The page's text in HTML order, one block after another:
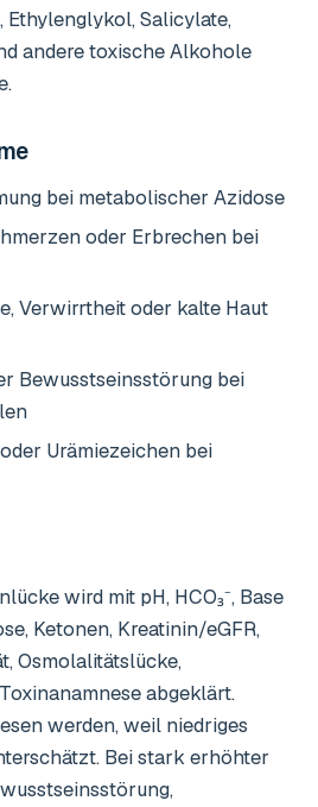
Ethylenglykol, Salicylate,
andere toxische Alkohole
bei metabolischer Azidose
oder Erbrechen bei
Verwirrtheit oder kalte Haut
Bewusstseinsstörung bei
Urämiezeichen bei
wird mit pH, HCO₃⁻, Base
Ketonen, Kreatinin/eGFR,
Osmolalitätslücke,
abgeklärt.
werden, weil niedriges
Bei stark erhöhter